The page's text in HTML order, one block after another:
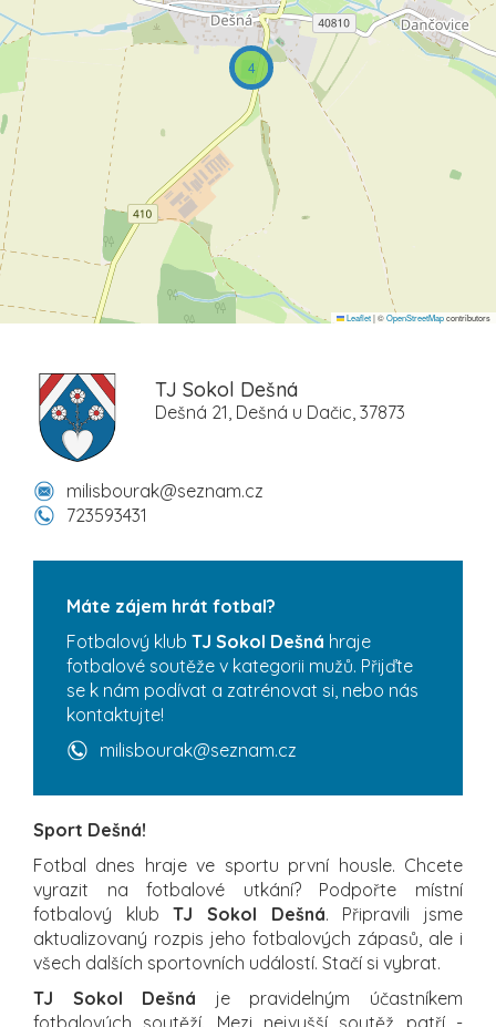
4
Leaflet|©OpenStreetMapcontributors
TJ Sokol Dešná
Dešná 21, Dešná u Dačic, 37873
milisbourak@seznam.cz
723593431
Máte zájem hrát fotbal?
Fotbalový klub TJ Sokol Dešná hraje
fotbalové soutěže v kategorii mužů. Přijďte
se k nám podívat a zatrénovat si, nebo nás
kontaktujte!
milisbourak@seznam.cz
Sport Dešná!
Fotbal dnes hraje ve sportu první housle. Chcete
vyrazit na fotbalové utkání? Podpořte místní
fotbalový klubTJ Sokol Dešná. Připravili jsme
aktualizovaný rozpis jeho fotbalových zápasů, ale i
všech dalších sportovních událostí. Stačí si vybrat.
TJ Sokol Dešná je pravidelným účastníkem
fotbalových soutěží. Mezi nejvyšší soutěž patří -